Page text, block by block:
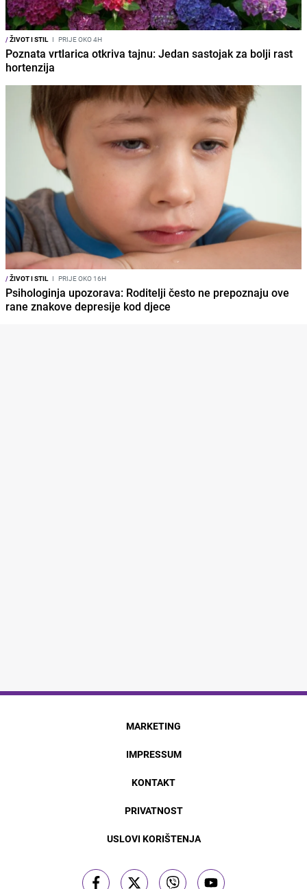
/ŽIVOT I STIL I PRIJE OKO 4H
Poznata vrtlarica otkriva tajnu: Jedan sastojak za bolji rast
hortenzija
/ŽIVOT I STIL I PRIJE OKO 16H
Psihologinja upozorava: Roditelji često ne prepoznaju ove
rane znakove depresije kod djece
MARKETING
IMPRESSUM
KONTAKT
PRIVATNOST
USLOVI KORIŠTENJA